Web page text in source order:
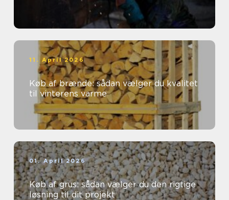
11. April 2026
Køb af brænde: sådan vælger du kvalitet
til vinterens varme
01. April 2026
Køb af grus: sådan vælger du den rigtige
løsning til dit projekt